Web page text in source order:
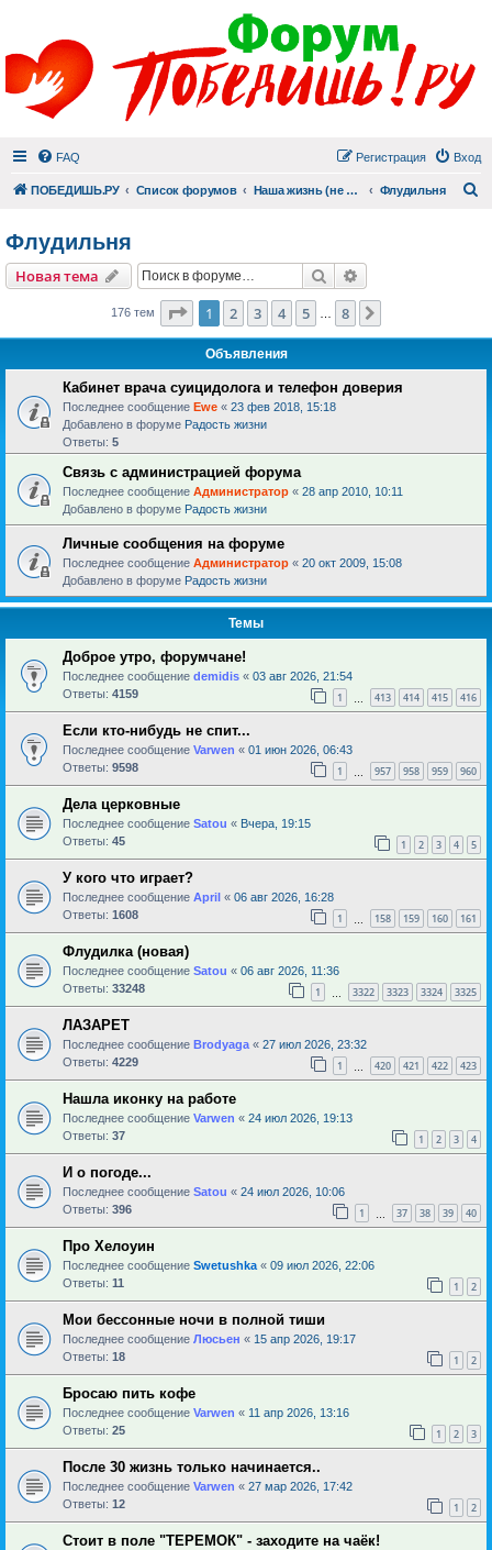
FAQ Вход
Регистрация
ПОБЕДИШЬ.РУ Список форумов Наша жизнь (не всё же о суициде!) Флудильня
Флудильня
Новая тема Поиск
176 тем Страница из
1 2 3 4 5 8
Объявления
Кабинет врача суицидолога и телефон доверия
Последнее сообщение Ewe « 23 фев 2018, 15:18
Добавлено в форуме Радость жизни
Ответы: 5
Связь с администрацией форума
Последнее сообщение Администратор « 28 апр 2010, 10:11
Добавлено в форуме Радость жизни
Личные сообщения на форуме
Последнее сообщение Администратор « 20 окт 2009, 15:08
Добавлено в форуме Радость жизни
Темы
Доброе утро, форумчане!
Последнее сообщение demidis « 03 авг 2026, 21:54
Ответы: 4159 1 413 414 415 416
Если кто-нибудь не спит...
Последнее сообщение Varwen « 01 июн 2026, 06:43
Ответы: 9598 1 957 958 959 960
Дела церковные
Последнее сообщение Satou « Вчера, 19:15
Ответы: 45 1 2 3 4 5
У кого что играет?
Последнее сообщение April « 06 авг 2026, 16:28
Ответы: 1608 1 158 159 160 161
Флудилка (новая)
Последнее сообщение Satou « 06 авг 2026, 11:36
Ответы: 33248 1 3322 3323 3324 3325
ЛАЗАРЕТ
Последнее сообщение Brodyaga « 27 июл 2026, 23:32
Ответы: 4229 1 420 421 422 423
Нашла иконку на работе
Последнее сообщение Varwen « 24 июл 2026, 19:13
Ответы: 37 1 2 3 4
И о погоде...
Последнее сообщение Satou « 24 июл 2026, 10:06
Ответы: 396 1 37 38 39 40
Про Хелоуин
Последнее сообщение Swetushka « 09 июл 2026, 22:06
Ответы: 11 1 2
Мои бессонные ночи в полной тиши
Последнее сообщение Люсьен « 15 апр 2026, 19:17
Ответы: 18 1 2
Бросаю пить кофе
Последнее сообщение Varwen « 11 апр 2026, 13:16
Ответы: 25 1 2 3
После 30 жизнь только начинается..
Последнее сообщение Varwen « 27 мар 2026, 17:42
Ответы: 12 1 2
Стоит в поле "ТЕРЕМОК" - заходите на чаёк!